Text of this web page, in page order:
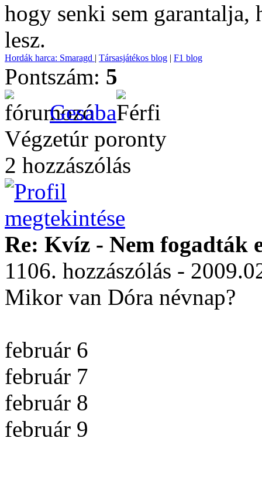
hogy senki sem
lesz.
Hordák harca: Smaragd | Társasjátékos blog | F1 blog
Pontszám: 5
Gesaba
Végzetúr poronty
2 hozzászólás
Re: Kvíz - Nem fogadták
1106. hozzászólás -
Mikor van Dóra névnap?
február 6
február 7
február 8
február 9